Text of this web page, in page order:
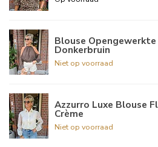
Blouse Opengewerkte
Donkerbruin
Niet op voorraad
Azzurro Luxe Blouse
Crème
Niet op voorraad